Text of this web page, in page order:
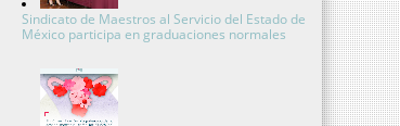
Sindicato de Maestros al Servicio del Estado de
México participa en graduaciones normales